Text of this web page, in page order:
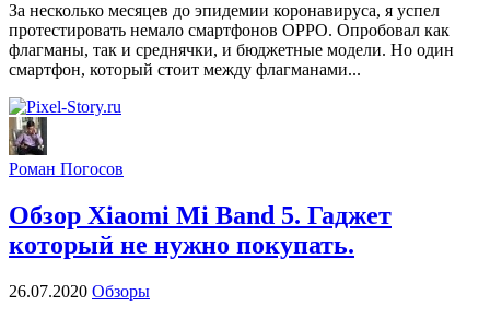
За несколько месяцев до эпидемии коронавируса, я успел
протестировать немало смартфонов OPPO. Опробовал как
флагманы, так и среднячки, и бюджетные модели. Но один
смартфон, который стоит между флагманами...
Роман Погосов
Обзор Xiaomi Mi Band 5. Гаджет
который не нужно покупать.
26.07.2020 Обзоры